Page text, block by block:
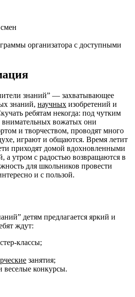
организатора с доступными
знаний” — захватывающее
знаний, научных изобретений и
ребятам некогда: под чутким
внимательных вожатых они
и творчеством, проводят много
играют и общаются. Время летит
приходят домой вдохновленными
а утром с радостью возвращаются в
для школьников провести
и с пользой.
детям предлагается яркий и
ждут:
классы;
занятия;
конкурсы.